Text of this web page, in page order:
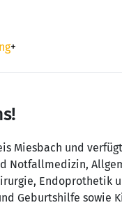
+
Miesbach und
Notfallmedizin,
Endoprothetik
Geburtshilfe sowie